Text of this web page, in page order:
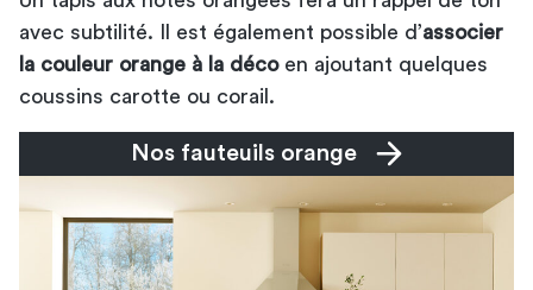
avec subtilité. Il est également possible d’associer
la couleur orange à la décoen ajoutant quelques
coussins carotte ou corail.
Nos fauteuils orange